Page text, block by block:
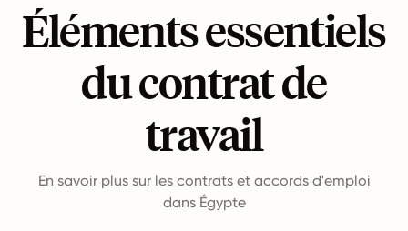
Éléments essentiels
du contrat de
travail
En savoir plus sur les contrats et accords d'emploi
dans Égypte